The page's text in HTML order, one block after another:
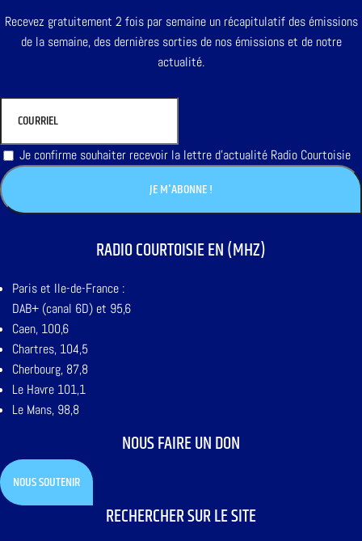
Recevez gratuitement 2 fois par semaine un récapitulatif des émissions
de la semaine, des dernières sorties de nos émissions et de notre
actualité.
Je confirme souhaiter recevoir la lettre d'actualité Radio Courtoisie
RADIO COURTOISIE EN (MHZ)
Paris et Ile-de-France :
DAB+ (canal 6D) et 95,6
Caen, 100,6
Chartres, 104,5
Cherbourg, 87,8
Le Havre 101,1
Le Mans, 98,8
NOUS FAIRE UN DON
NOUS SOUTENIR
RECHERCHER SUR LE SITE